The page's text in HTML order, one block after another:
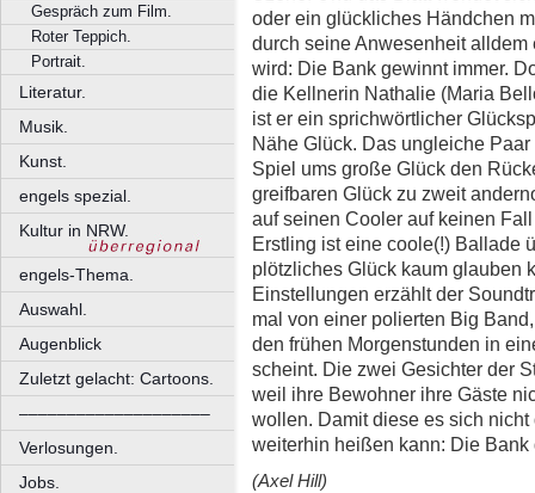
Gespräch zum Film.
Roter Teppich.
Portrait.
Literatur.
Musik.
Kunst.
engels spezial.
Kultur in NRW.
engels-Thema.
Auswahl.
Augenblick
Zuletzt gelacht: Cartoons.
––––––––––––––––––––
Verlosungen.
Jobs.
oder ein glückliches Händchen
durch seine Anwesenheit
wird: Die Bank gewinnt immer.
die Kellnerin Nathalie (Maria
ist er ein sprichwörtlicher
Nähe Glück. Das ungleiche
Spiel ums große Glück den
greifbaren Glück zu zweit
auf seinen Cooler auf keinen
Erstling ist eine coole(!) Ballade
plötzliches Glück kaum glauben
Einstellungen erzählt der
mal von einer polierten Big
den frühen Morgenstunden in
scheint. Die zwei Gesichter der
weil ihre Bewohner ihre Gäste
wollen. Damit diese es sich
weiterhin heißen kann: Die Bank
(Axel Hill)